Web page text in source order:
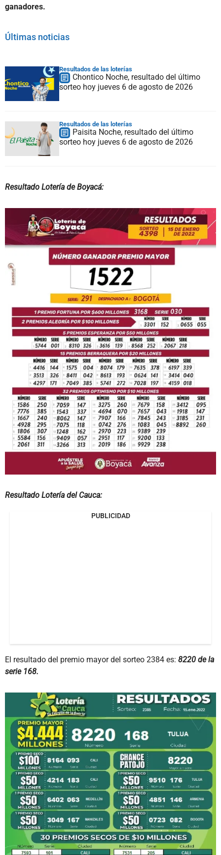
ganadores.
Últimas noticias
Resultados de las loterías
Chontico Noche, resultado del último
sorteo hoy jueves 6 de agosto de 2026
Resultados de las loterías
Paisita Noche, resultado del último
sorteo hoy jueves 6 de agosto de 2026
Resultado Lotería de Boyacá:
Resultado Lotería del Cauca:
PUBLICIDAD
El resultado del premio mayor del sorteo 2384 es: 8220 de la
serie 168.